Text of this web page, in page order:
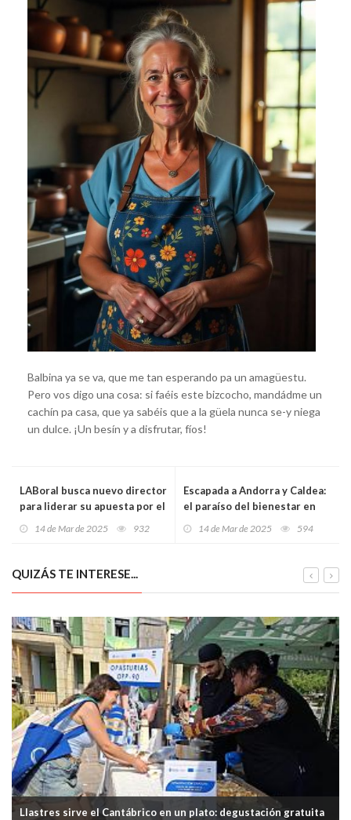
Balbina ya se va, que me tan esperando pa un amagüestu.
Pero vos digo una cosa: si faéis este bizcocho, mandádme un
cachín pa casa, que ya sabéis que a la güela nunca se-y niega
un dulce. ¡Un besín y a disfrutar, fíos!
LABoral busca nuevo director
para liderar su apuesta por el
14 de Mar de 2025 932
Escapada a Andorra y Caldea:
el paraíso del bienestar en
14 de Mar de 2025 594
QUIZÁS TE INTERESE...
Llastres sirve el Cantábrico en un plato: degustación gratuita